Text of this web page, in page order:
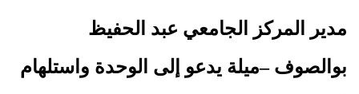
مدير المركز الجامعي عبد الحفيظ
بوالصوف –ميلة يدعو إلى الوحدة واستلهام